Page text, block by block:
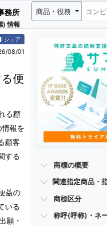
) 情報
務所 商品・役務
シェア
08/01
便
る顧
報を
顧客
する
益の
いる
願・
商標の概要
関連指定商品・
商標区分
称呼(呼称)・ネ